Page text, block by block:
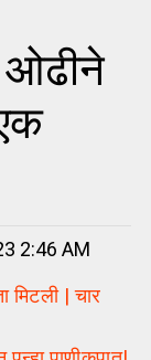
ओढीने
2:46 AM
मिटली | चार